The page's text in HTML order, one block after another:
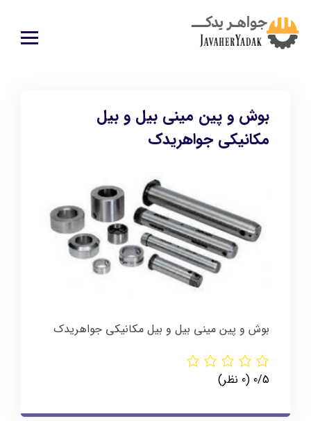
بوش و پین مینی بیل و بیل
مکانیکی جواهریدک
بوش و پین مینی بیل و بیل مکانیکی جواهریدک
‫0/5 ‫(0 نظر)